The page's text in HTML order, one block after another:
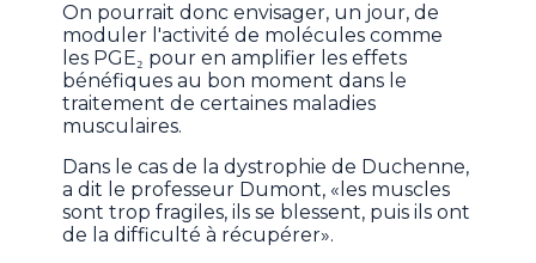
On pourrait donc envisager, un jour, de
moduler l'activité de molécules comme
les PGE₂ pour en amplifier les effets
bénéfiques au bon moment dans le
traitement de certaines maladies
musculaires.
Dans le cas de la dystrophie de Duchenne,
a dit le professeur Dumont, «les muscles
sont trop fragiles, ils se blessent, puis ils ont
de la difficulté à récupérer».